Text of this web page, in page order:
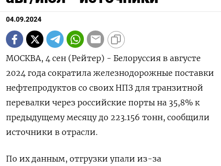
04.09.2024
МОСКВА, 4 сен (Рейтер) - Белоруссия в августе
2024 года сократила железнодорожные поставки
нефтепродуктов со своих НПЗ для транзитной
перевалки через российские порты на 35,8% к
предыдущему месяцу до 223.156 тонн, сообщили
источники в отрасли.
По их данным, отгрузки упали из-за